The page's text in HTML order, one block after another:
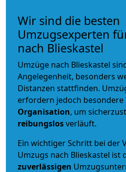
Wir sind die besten
Umzugsexperten
nach Blieskastel
Umzüge nach Blieskastel
Angelegenheit, besonders
Distanzen stattfinden.
erfordern jedoch besondere
Organisation, um
reibungslosverläuft.
Ein wichtiger Schritt bei der
Umzugs nach Blieskastel ist
zuverlässigen